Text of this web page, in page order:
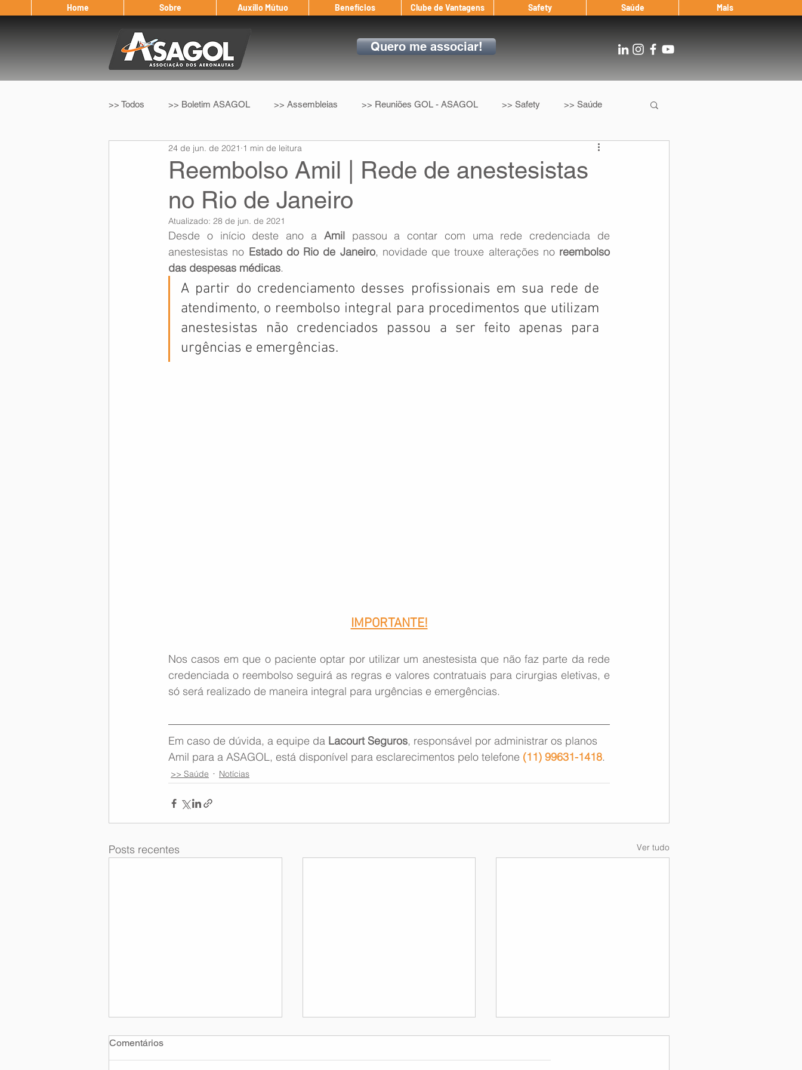
Home Sobre Auxílio Mútuo Benefícios Clube de Vantagens Safety Saúde Mais
Quero me associar!
>> Todos >> Boletim ASAGOL >> Assembleias >> Reuniões GOL - ASAGOL >> Safety >> Saúde
>> Legislação >> IFALPA >> Convenção Coletiva After Landing
Eleição ASAGOL Safety Window Auxílio Mútuo
Sorteio de Vouchers Workshop ASAGOL Mercado Teste ICAO Fadigômetro Notícias
Memória Aeronáutica
Reembolso Amil | Rede de anestesistas
no Rio de Janeiro
24 de jun. de 2021 1 min de leitura
Atualizado: 28 de jun. de 2021
Desde o início deste ano a Amil passou a contar com uma rede credenciada de
anestesistas no Estado do Rio de Janeiro, novidade que trouxe alterações no reembolso
das despesas médicas.
A partir do credenciamento desses profissionais em sua rede de
atendimento, o reembolso integral para procedimentos que utilizam
anestesistas não credenciados passou a ser feito apenas para
urgências e emergências.
IMPORTANTE!
Nos casos em que o paciente optar por utilizar um anestesista que não faz parte da rede
credenciada o reembolso seguirá as regras e valores contratuais para cirurgias eletivas, e
só será realizado de maneira integral para urgências e emergências.
Em caso de dúvida, a equipe da Lacourt Seguros, responsável por administrar os planos
Amil para a ASAGOL, está disponível para esclarecimentos pelo telefone (11) 99631-1418.
>> Saúde Notícias
Posts recentes Ver tudo
Comentários